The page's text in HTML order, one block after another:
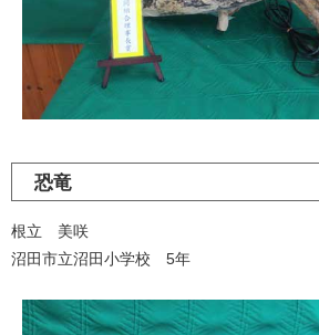
恐竜
根立 美咲
沼田市立沼田小学校 5年